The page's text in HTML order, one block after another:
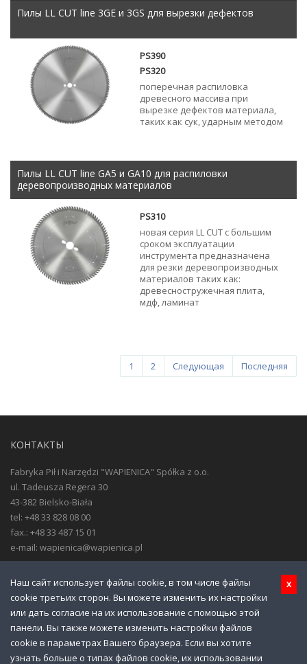
Пилы LL CUT line 3GE и 3GS для вырезки дефектов
PS390
PS320
поперечная распиловка
древесного массива при
вырезке дефектов материала,
таких как сук, ударным методом
Пилы LL CUT line GA5 и GA10 для распиловки
деревопроизводных материалов
PS310
новая серия LL CUT с большим
сроком эксплуатации
инструмента предназначена
для резки деревопроизводных
материалов таких как:
древесностружечная плита,
мдф, ламинат
1 2 Следующая Последняя
КОНТАКТЫ
Fabryka Pił i Narzędzi "WAPIENICA" Spółka z o.o.
ul. Tadeusza Regera 30
43-382 Bielsko-Biała
tel: +48 33 828 08 00
fax.: +48 33 487 15 01
e-mail: wapienica@wapienica.pl
Справка
Download
Галерея фото
Файл
Политика конфиденциальности
Наш сайт использует файлы cookie, в том числе файлы
cookie третьих сторон. Вы можете изменить их настройки
или дать согласие на их использование с помощью этой
панели. Вы также можете изменить настройки файлов
cookie в параметрах Вашего браузера. Если вы хотите
узнать больше о типах файлов cookie, их использовании
x